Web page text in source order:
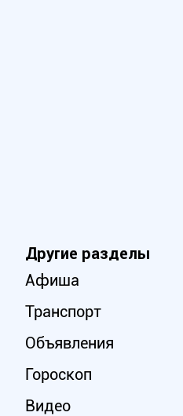
Другие разделы
Афиша
Транспорт
Объявления
Гороскоп
Видео